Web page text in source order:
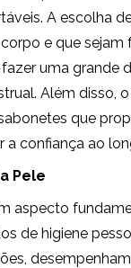
A escolha
e que sejam
uma grande
Além disso,
que
a confiança ao
Pele
aspecto
de higiene